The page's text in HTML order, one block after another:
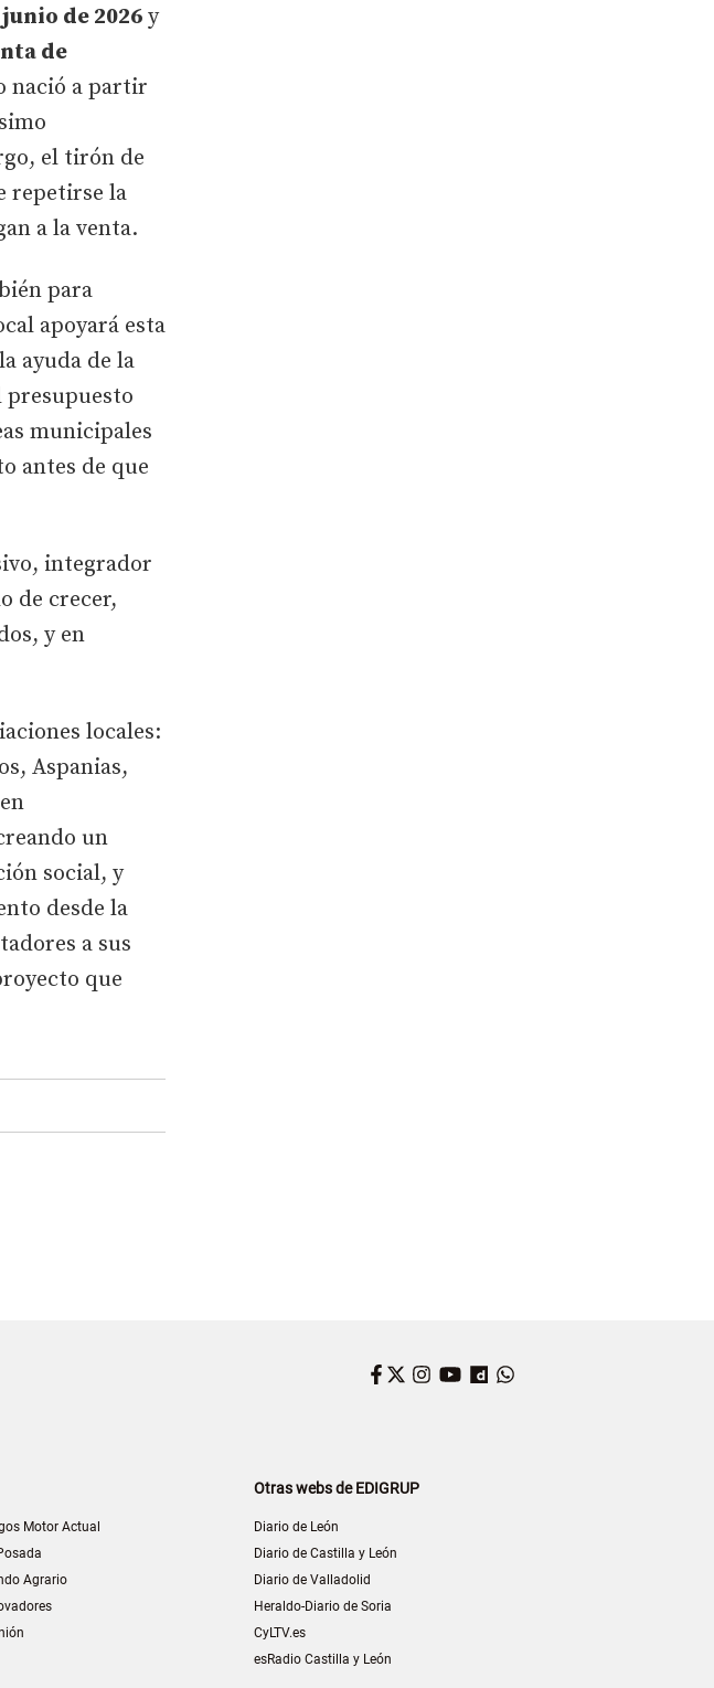
de 2026 y
de
nació a partir
el tirón de
repetirse la
a la venta.
para
apoyará esta
ayuda de la
presupuesto
municipales
antes de que
integrador
de crecer,
y en
locales:
Aspanias,
un
social, y
desde la
a sus
que
Facebook
Twitter
Instagram
YouTube
Dailymotion
Motor Actual
Agrario
Otras webs de EDIGRUP
Diario de León
Diario de Castilla y León
Diario de Valladolid
Heraldo-Diario de Soria
CyLTV.es
esRadio Castilla y León